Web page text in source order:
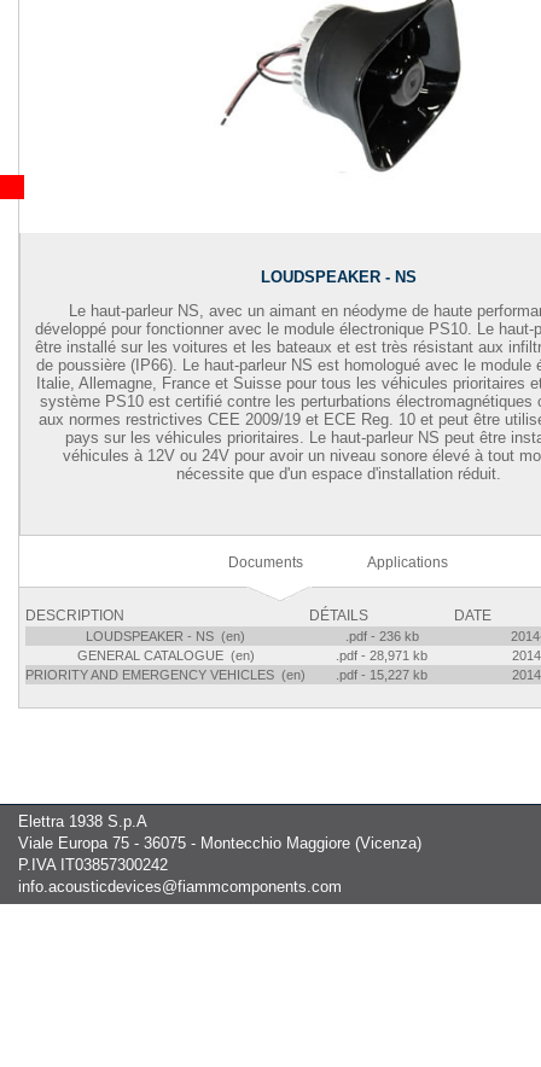
LOUDSPEAKER - NS
Le haut-parleur NS, avec un aimant en néodyme de haute
développé pour fonctionner avec le module électronique PS10. Le haut-
être installé sur les voitures et les bateaux et est très résistant aux
de poussière (IP66). Le haut-parleur NS est homologué avec le module
Italie, Allemagne, France et Suisse pour tous les véhicules prioritaires
système PS10 est certifié contre les perturbations électromagnétiques
aux normes restrictives CEE 2009/19 et ECE Reg. 10 et peut être
pays sur les véhicules prioritaires. Le haut-parleur NS peut être
véhicules à 12V ou 24V pour avoir un niveau sonore élevé à tout
nécessite que d'un espace d'installation réduit.
Documents Applications
DESCRIPTION DÉTAILS DATE
LOUDSPEAKER - NS (en) .pdf - 236 kb
GENERAL CATALOGUE (en)
.pdf - 28,971 kb
PRIORITY AND EMERGENCY VEHICLES (en)
.pdf - 15,227 kb
Elettra 1938 S.p.A
Viale Europa 75 - 36075 - Montecchio Maggiore (Vicenza)
P.IVA IT03857300242
info.acousticdevices@fiammcomponents.com